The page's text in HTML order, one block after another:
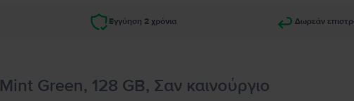
Εγγύηση 2 χρόνια Δωρεάν
Mint Green, 128 GB, Σαν καινούργιο